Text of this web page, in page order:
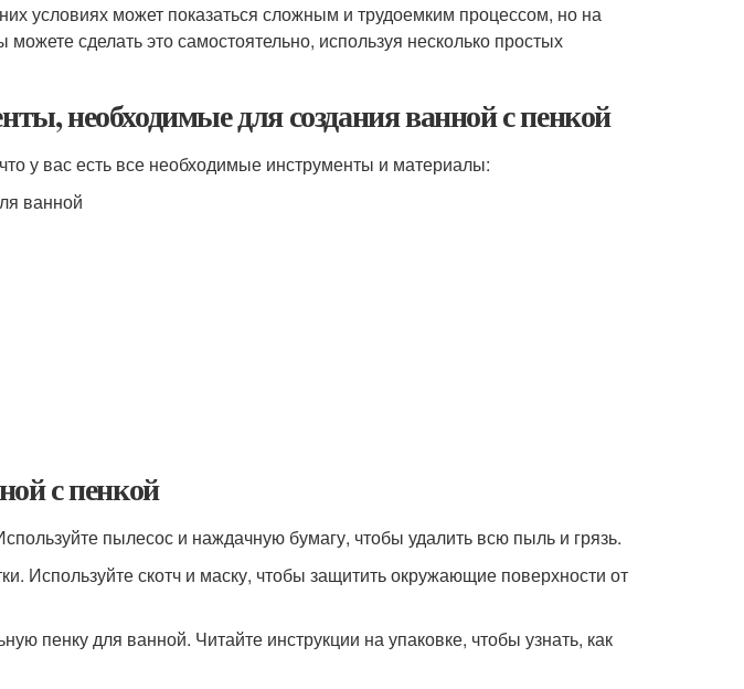
условиях может показаться сложным и трудоемким процессом, но на
сделать это самостоятельно, используя несколько простых
необходимые для создания ванной с пенкой
у вас есть все необходимые инструменты и материалы:
ванной
с пенкой
пылесос и наждачную бумагу, чтобы удалить всю пыль и грязь.
Используйте скотч и маску, чтобы защитить окружающие поверхности от
пенку для ванной. Читайте инструкции на упаковке, чтобы узнать, как